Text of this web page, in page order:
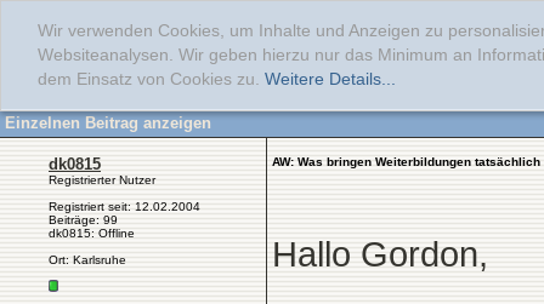
Wir verwenden Cookies, um Inhalte und Anzeigen zu
Websiteanalysen. Wir geben hierzu nur das Minimum an
dem Einsatz von Cookies zu. Weitere Details...
Einzelnen Beitrag anzeigen
dk0815
Registrierter Nutzer
Registriert seit: 12.02.2004
Beiträge: 99
dk0815: Offline
Ort: Karlsruhe
AW: Was bringen Weiterbildungen tatsächlich
Hallo Gordon,